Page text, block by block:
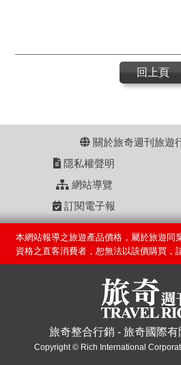
回上頁
關於旅奇週刊旅遊
隱私權聲明
網站導覽
訂閱電子報
本網站報導之旅遊產品價格，屬於旅遊同
資格之直客消費者，恕無法以該價購買，
旅奇整合行銷 - 旅奇國際
Copyright © Rich International